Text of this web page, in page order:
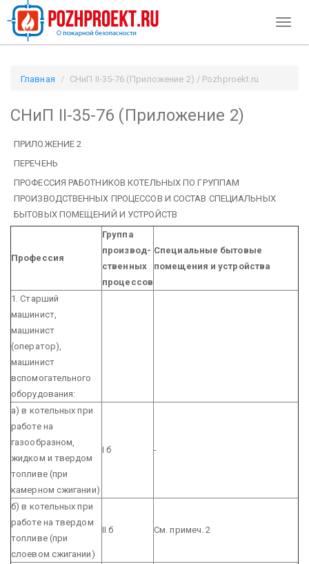
Главная СНиП II-35-76 (Приложение 2) / Pozhproekt.ru
СНиП II-35-76 (Приложение 2)
ПРИЛОЖЕНИЕ 2
ПЕРЕЧЕНЬ
ПРОФЕССИЯ РАБОТНИКОВ КОТЕЛЬНЫХ ПО ГРУППАМ
ПРОИЗВОДСТВЕННЫХ ПРОЦЕССОВ И СОСТАВ СПЕЦИАЛЬНЫХ
БЫТОВЫХ ПОМЕЩЕНИЙ И УСТРОЙСТВ
Профессия
Группа
производ-
ственных
процессов
Специальные бытовые
помещения и устройства
1. Старший
машинист,
машинист
(оператор),
машинист
вспомогательного
оборудования:
а) в котельных при
работе на
газообразном,
жидком и твердом
топливе (при
камерном сжигании)
I б -
б) в котельных при
работе на твердом
топливе (при
слоевом сжигании)
II б См. примеч. 2